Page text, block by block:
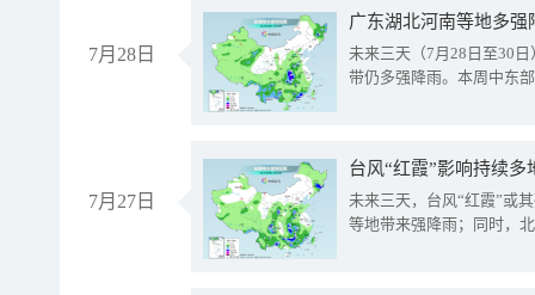
7月28日
广东湖北河南等地多
未来三天（7月28日至30
带仍多强降雨。本周中东
7月27日
台风“红霞”影响持续
未来三天，台风“红霞”或
等地带来强降雨；同时，